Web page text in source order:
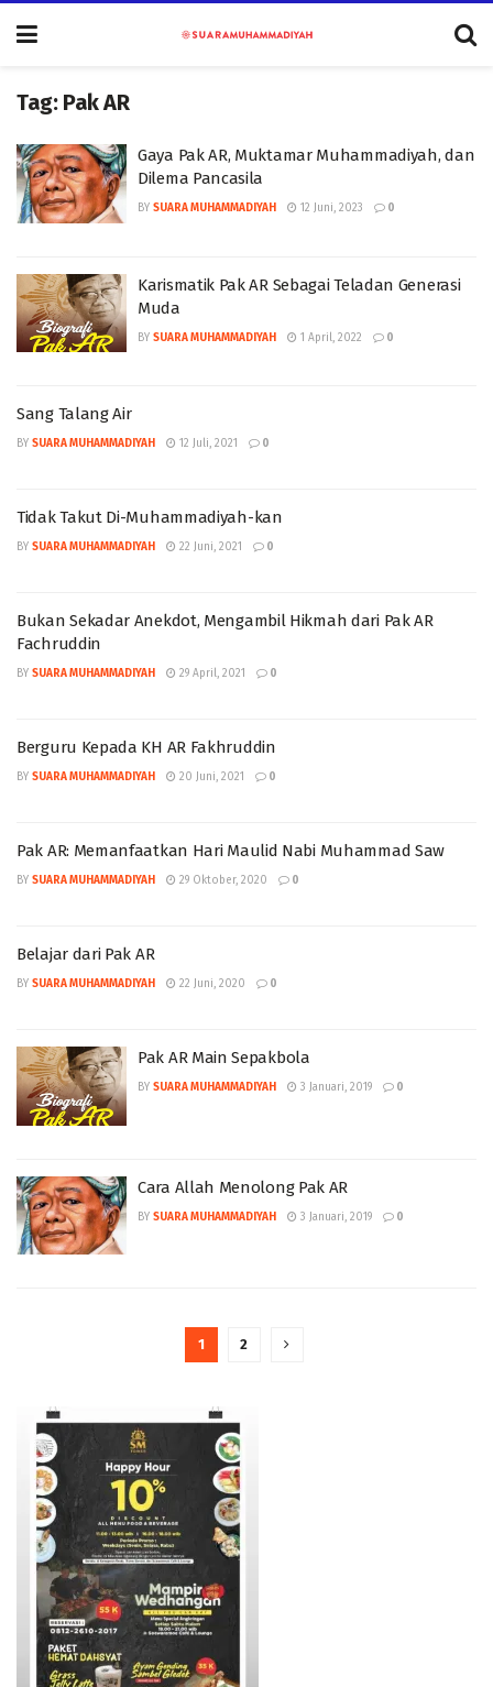
Tag: Pak AR
Gaya Pak AR, Muktamar Muhammadiyah, dan
Dilema Pancasila
BY SUARA MUHAMMADIYAH 12 Juni, 2023 0
Karismatik Pak AR Sebagai Teladan Generasi
Muda
BY SUARA MUHAMMADIYAH 1 April, 2022 0
Sang Talang Air
BY SUARA MUHAMMADIYAH 12 Juli, 2021 0
Tidak Takut Di-Muhammadiyah-kan
BY SUARA MUHAMMADIYAH 22 Juni, 2021 0
Bukan Sekadar Anekdot, Mengambil Hikmah dari Pak AR
Fachruddin
BY SUARA MUHAMMADIYAH 29 April, 2021 0
Berguru Kepada KH AR Fakhruddin
BY SUARA MUHAMMADIYAH 20 Juni, 2021 0
Pak AR: Memanfaatkan Hari Maulid Nabi Muhammad Saw
BY SUARA MUHAMMADIYAH 29 Oktober, 2020 0
Belajar dari Pak AR
BY SUARA MUHAMMADIYAH 22 Juni, 2020 0
Pak AR Main Sepakbola
BY SUARA MUHAMMADIYAH 3 Januari, 2019 0
Cara Allah Menolong Pak AR
BY SUARA MUHAMMADIYAH 3 Januari, 2019 0
1 2